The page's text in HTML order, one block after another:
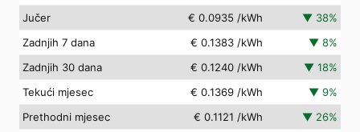
Jučer
€ 0.0935 /kWh ▼ 38%
Zadnjih 7 dana
€ 0.1383 /kWh ▼ 8%
Zadnjih 30 dana
€ 0.1240 /kWh ▼ 18%
Tekući mjesec
€ 0.1369 /kWh ▼ 9%
Prethodni mjesec
€ 0.1121 /kWh ▼ 26%